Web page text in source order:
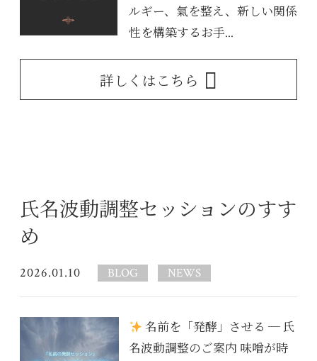
ルギー、氣を整え、新しい関係
性を構築するお手...
詳しくはこちら
氏名波動調整セッションのすす
め
2026.01.10 BLOG NEWS
名前を「発酵」させる ─ 氏
名波動調整のご案内 味噌が時